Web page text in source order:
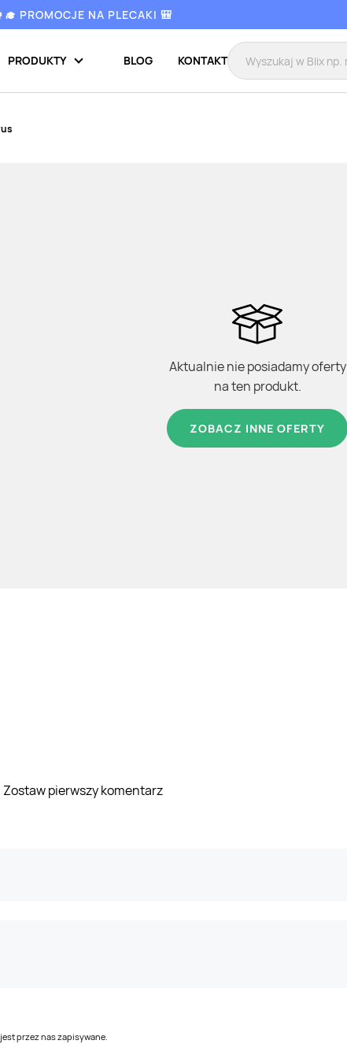
PROMOCJE NA PLECAKI 🎒
PRODUKTY BLOG KONTAKT
Aktualnie nie posiadamy oferty
na ten produkt.
ZOBACZ INNE OFERTY
Zostaw pierwszy komentarz
przez nas zapisywane.